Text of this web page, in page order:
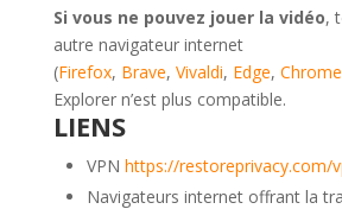
Si vous ne pouvez jouer la vidéo,
autre navigateur internet
(Firefox, Brave, Vivaldi, Edge, Chrome
Explorer n’est plus compatible.
LIENS
VPN https://restoreprivacy.com/
Navigateurs internet offrant la